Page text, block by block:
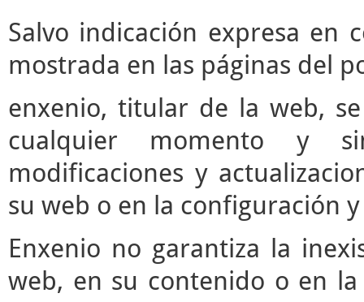
Salvo indicación expresa en
mostrada en las páginas del
enxenio, titular de la web,
cualquier momento y
modificaciones y
su web o en la configuración
Enxenio no garantiza la
web, en su contenido o en